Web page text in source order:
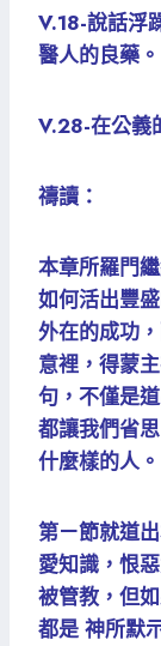
V.18-說話浮
醫人的良藥。
V.28-在公義
禱讀：
本章所羅門
如何活出豐
外在的成功
意裡，得蒙
句，不僅是
都讓我們省
什麼樣的人。
第ㄧ節就道
愛知識，恨
被管教，但
都是 神所默